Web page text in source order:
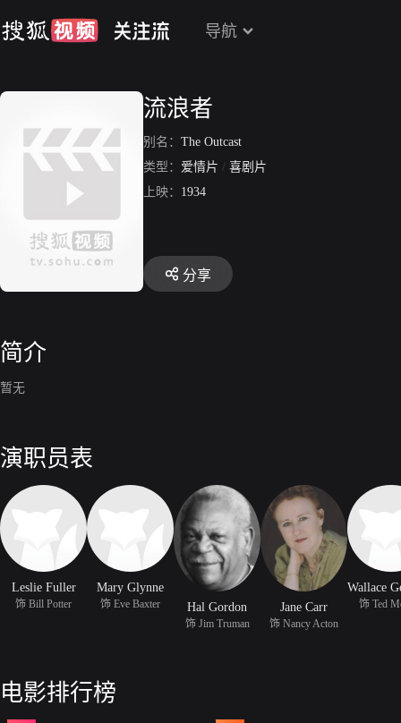
导航
流浪者
别名： The Outcast
类型： 爱情片 / 喜剧片
上映： 1934
分享
简介
暂无
演职员表
Leslie Fuller
饰 Bill Potter
Mary Glynne
饰 Eve Baxter Hal Gordon
饰 Jim Truman
Jane Carr
饰 Nancy Acton
饰 Ted
电影排行榜